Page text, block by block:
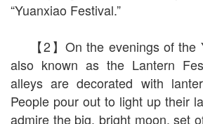
“Yuanxiao Festival.”
【2】On the evenings of the
also known as the Lantern
alleys are decorated with
People pour out to light up their
admire the big, bright moon, set